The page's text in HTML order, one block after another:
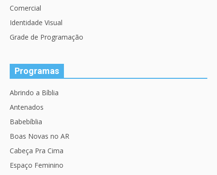
Comercial
Identidade Visual
Grade de Programação
Programas
Abrindo a Bíblia
Antenados
Babebíblia
Boas Novas no AR
Cabeça Pra Cima
Espaço Feminino